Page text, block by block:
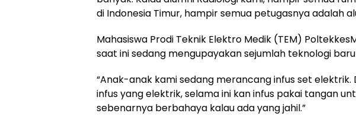
di Indonesia Timur, hampir semua petugasnya adalah
Mahasiswa Prodi Teknik Elektro Medik (TEM)
saat ini sedang mengupayakan sejumlah teknologi
“Anak-anak kami sedang merancang infus set elektrik.
infus yang elektrik, selama ini kan infus pakai tangan
sebenarnya berbahaya kalau ada yang jahil.”